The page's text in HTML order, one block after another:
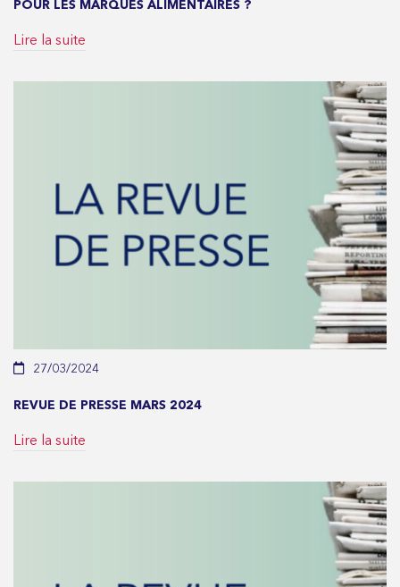
POUR LES MARQUES ALIMENTAIRES ?
Lire la suite
27/03/2024
REVUE DE PRESSE MARS 2024
Lire la suite